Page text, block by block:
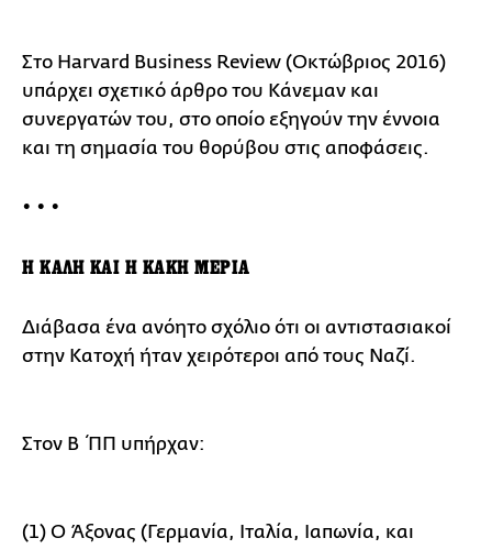
Στο Harvard Business Review (Οκτώβριος 2016)
υπάρχει σχετικό άρθρο του Κάνεμαν και
συνεργατών του, στο οποίο εξηγούν την έννοια
και τη σημασία του θορύβου στις αποφάσεις.
• • •
Η ΚΑΛΗ ΚΑΙ Η ΚΑΚΗ ΜΕΡΙΑ
Διάβασα ένα ανόητο σχόλιο ότι οι αντιστασιακοί
στην Κατοχή ήταν χειρότεροι από τους Ναζί.
Στον Β΄ΠΠ υπήρχαν:
(1) Ο Άξονας (Γερμανία, Ιταλία, Ιαπωνία, και